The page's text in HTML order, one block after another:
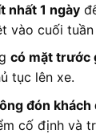
nhất 1 ngày
vào cuối
có mặt trước
tục lên xe.
đón
cố định và